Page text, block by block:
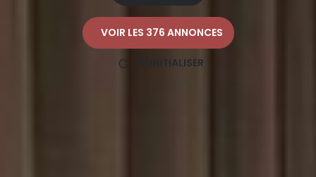
VOIR LES 376 ANNONCES
RÉINITIALISER